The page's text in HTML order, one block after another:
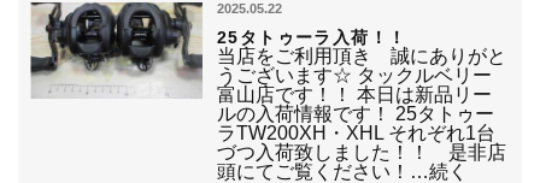
2025.05.22
25タトゥーラ入荷！！
当店をご利用頂き 誠にありがと
うございます☆ タックルベリー
富山店です！！ 本日は新品リー
ルの入荷情報です！ 25タトゥー
ラTW200XH・XHL それぞれ1台
づつ入荷致しました！！ 是非店
頭にてご覧ください！…続く